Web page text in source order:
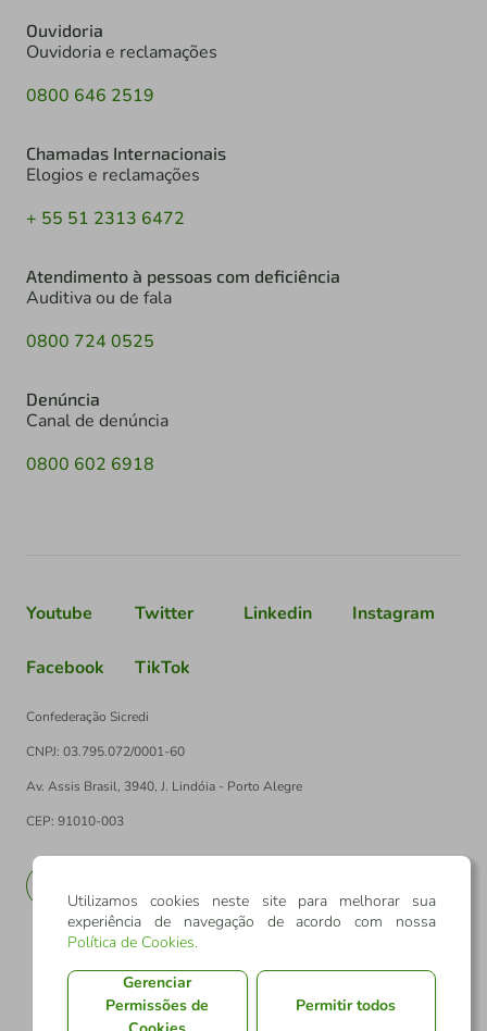
Ouvidoria
Ouvidoria e reclamações
0800 646 2519
Chamadas Internacionais
Elogios e reclamações
+ 55 51 2313 6472
Atendimento à pessoas com deficiência
Auditiva ou de fala
0800 724 0525
Denúncia
Canal de denúncia
0800 602 6918
Youtube Twitter Linkedin Instagram
Facebook TikTok
Confederação Sicredi
CNPJ: 03.795.072/0001-60
Av. Assis Brasil, 3940, J. Lindóia - Porto Alegre
CEP: 91010-003
Utilizamos cookies neste site para melhorar sua
experiência de navegação de acordo com nossa
Política de Cookies.
Gerenciar
Permissões de
Permitir todos